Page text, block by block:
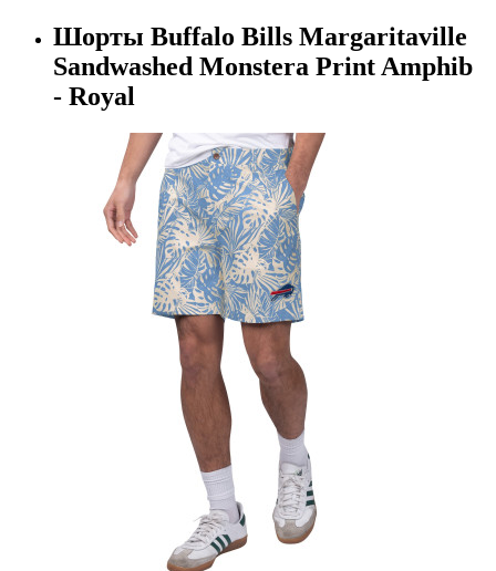
Шорты Buffalo Bills Margaritaville
Sandwashed Monstera Print Amphib
- Royal